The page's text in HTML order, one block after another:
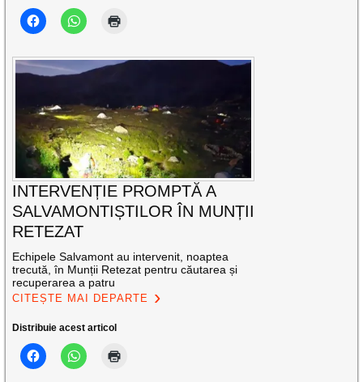
INTERVENȚIE PROMPTĂ A
SALVAMONTIȘTILOR ÎN MUNȚII
RETEZAT
Echipele Salvamont au intervenit, noaptea
trecută, în Munții Retezat pentru căutarea și
recuperarea a patru
CITEȘTE MAI DEPARTE
Distribuie acest articol